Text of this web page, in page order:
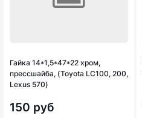
Гайка 14*1,5*47*22 хром,
прессшайба, (Toyota LC100, 200,
Lexus 570)
150 руб